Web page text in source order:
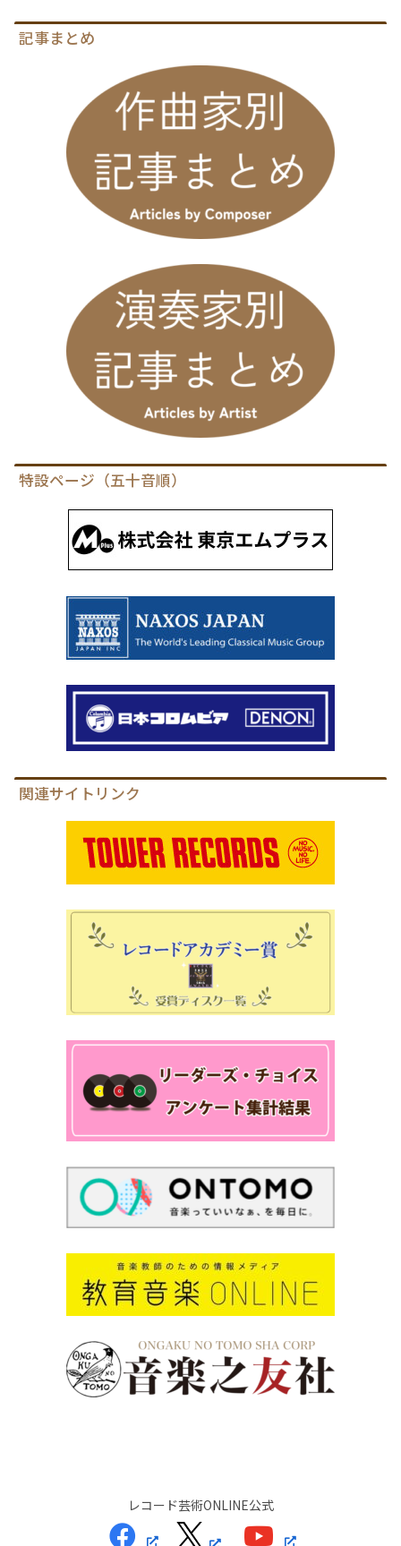
記事まとめ
特設ページ（五十音順）
関連サイトリンク
レコード芸術ONLINE公式